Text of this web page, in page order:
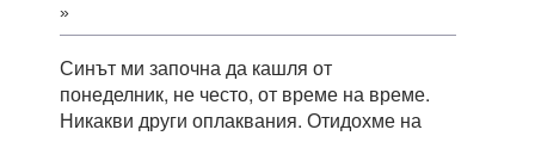
»
Синът ми започна да кашля от
понеделник, не често, от време на време.
Никакви други оплаквания. Отидохме на